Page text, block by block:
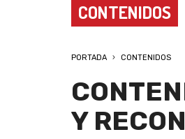
CONTENIDOS
PORTADA CONTENIDOS
Y